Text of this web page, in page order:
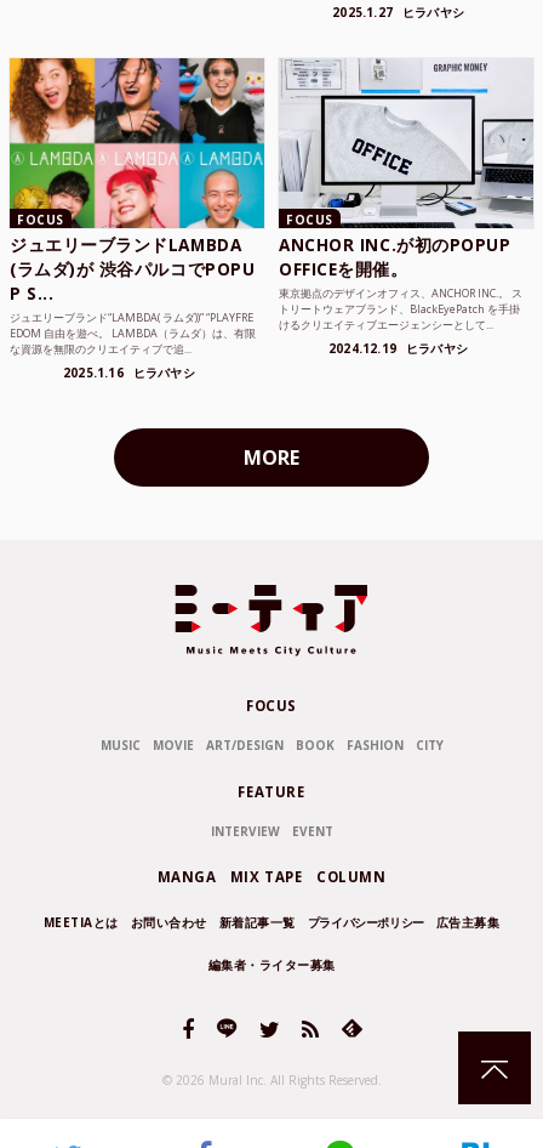
2025.1.27 ヒラバヤシ
FOCUS
ジュエリーブランドLAMBDA
(ラムダ)が 渋谷パルコでPOPU
P S...
ジュエリーブランド“LAMBDA( ラムダ))” “PLAYFRE
EDOM 自由を遊べ。 LAMBDA（ラムダ）は、有限
な資源を無限のクリエイティブで追...
2025.1.16 ヒラバヤシ
FOCUS
ANCHOR INC.が初のPOPUP
OFFICEを開催。
東京拠点のデザインオフィス、ANCHOR INC.。 ス
トリートウェアブランド、BlackEyePatch を手掛
けるクリエイティブエージェンシーとして...
2024.12.19 ヒラバヤシ
MORE
FOCUS
MUSIC MOVIE ART/DESIGN BOOK FASHION CITY
FEATURE
INTERVIEW EVENT
MANGA MIX TAPE COLUMN
MEETIAとは お問い合わせ 新着記事一覧 プライバシーポリシー 広告主募集
編集者・ライター募集
© 2026 Mural Inc. All Rights Reserved.